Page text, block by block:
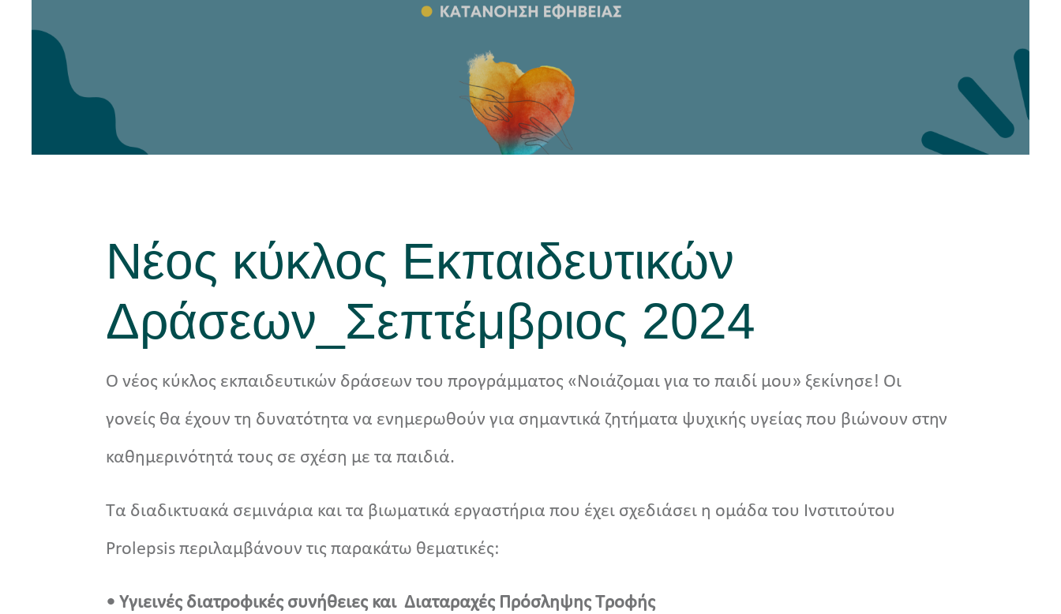
Νέα
Νέος κύκλος Εκπαιδευτικών
Δράσεων_Σεπτέμβριος 2024
Ο νέος κύκλος εκπαιδευτικών δράσεων του προγράμματος «Νοιάζομαι για το παιδί μου» ξεκίνησε! Οι
γονείς θα έχουν τη δυνατότητα να ενημερωθούν για σημαντικά ζητήματα ψυχικής υγείας που βιώνουν στην
καθημερινότητά τους σε σχέση με τα παιδιά.
Τα διαδικτυακά σεμινάρια και τα βιωματικά εργαστήρια που έχει σχεδιάσει η ομάδα του Ινστιτούτου
Prolepsis περιλαμβάνουν τις παρακάτω θεματικές:
• Υγιεινές διατροφικές συνήθειες και Διαταραχές Πρόσληψης Τροφής